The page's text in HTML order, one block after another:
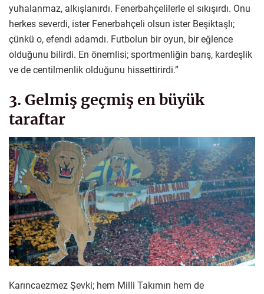
yuhalanmaz, alkışlanırdı. Fenerbahçelilerle el sıkışırdı. Onu
herkes severdi, ister Fenerbahçeli olsun ister Beşiktaşlı;
çünkü o, efendi adamdı. Futbolun bir oyun, bir eğlence
olduğunu bilirdi. En önemlisi; sportmenliğin barış, kardeşlik
ve de centilmenlik olduğunu hissettirirdi.”
3. Gelmiş geçmiş en büyük
taraftar
Karıncaezmez Şevki; hem Milli Takımın hem de